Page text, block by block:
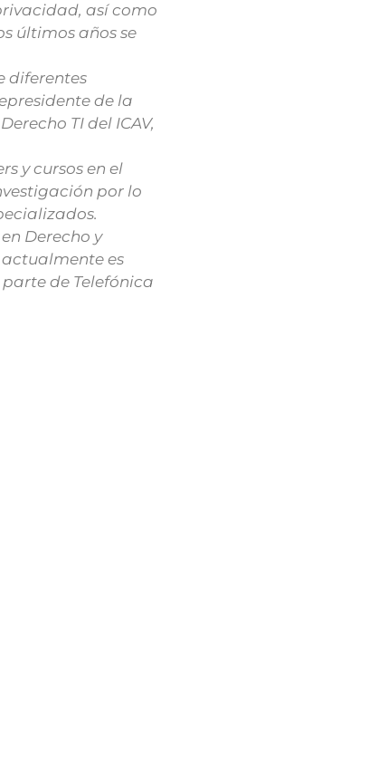
así como
últimos años se
diferentes
de la
TI del ICAV,
y cursos en el
por lo
Derecho y
es
de Telefónica